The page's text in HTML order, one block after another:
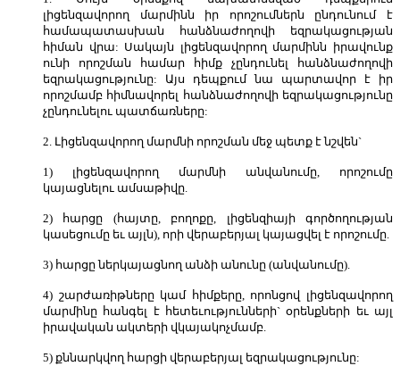
լիցենզավորող մարմինն իր որոշումներն ընդունում է
համապատասխան հանձնաժողովի եզրակացության
հիման վրա: Սակայն լիցենզավորող մարմինն իրավունք
ունի որոշման համար հիմք չընդունել հանձնաժողովի
եզրակացությունը: Այս դեպքում նա պարտավոր է իր
որոշմամբ հիմնավորել հանձնաժողովի եզրակացությունը
չընդունելու պատճառները:
2. Լիցենզավորող մարմնի որոշման մեջ պետք է նշվեն`
1) լիցենզավորող մարմնի անվանումը, որոշումը
կայացնելու ամսաթիվը.
2) հարցը (հայտը, բողոքը, լիցենզիայի գործողության
կասեցումը եւ այլն), որի վերաբերյալ կայացվել է որոշումը.
3) հարցը ներկայացնող անձի անունը (անվանումը).
4) շարժառիթները կամ հիմքերը, որոնցով լիցենզավորող
մարմինը հանգել է հետեւությունների` օրենքների եւ այլ
իրավական ակտերի վկայակոչմամբ.
5) քննարկվող հարցի վերաբերյալ եզրակացությունը: